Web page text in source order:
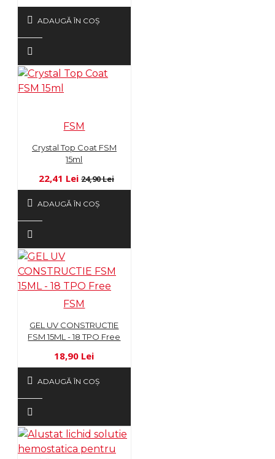
ADAUGĂ ÎN COŞ
FSM
Crystal Top Coat FSM
15ml
22,41 Lei 24,90 Lei
ADAUGĂ ÎN COŞ
FSM
GEL UV CONSTRUCTIE
FSM 15ML - 18 TPO Free
18,90 Lei
ADAUGĂ ÎN COŞ